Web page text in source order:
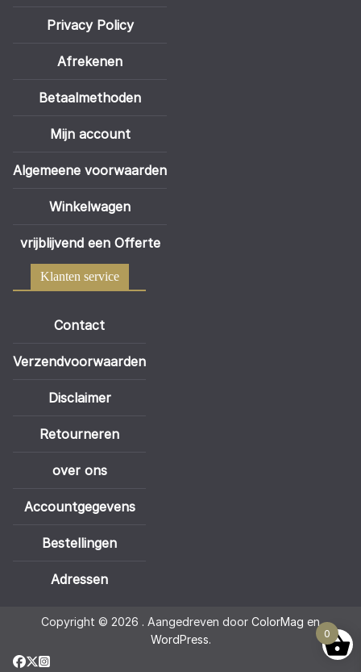
Privacy Policy
Afrekenen
Betaalmethoden
Mijn account
Algemeene voorwaarden
Winkelwagen
vrijblijvend een Offerte
Klanten service
Contact
Verzendvoorwaarden
Disclaimer
Retourneren
over ons
Accountgegevens
Bestellingen
Adressen
Copyright © 2026 . Aangedreven door ColorMag en
WordPress. 0